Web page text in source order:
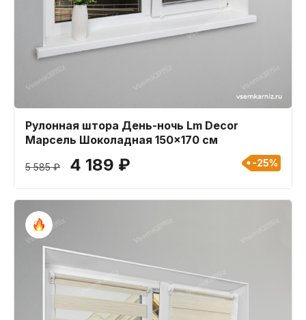
Рулонная штора День-ночь Lm Decor
Марсель Шоколадная 150x170 см
5 585 ₽ 4 189 ₽ -25%